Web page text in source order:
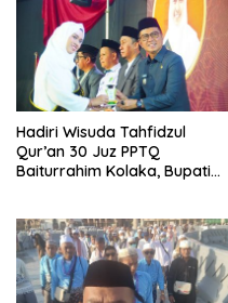
Hadiri Wisuda Tahfidzul
Qur’an 30 Juz PPTQ
Baiturrahim Kolaka, Bupati